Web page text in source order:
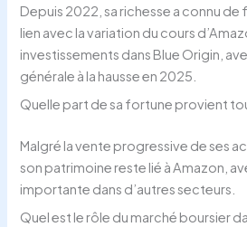
Depuis 2022, sa richesse a connu
lien avec la variation du cours
investissements dans Blue Origin,
générale à la hausse en 2025.
Quelle part de sa fortune provient
Malgré la vente progressive de ses
son patrimoine reste lié à Amazon,
importante dans d’autres secteurs.
Quel est le rôle du marché boursier